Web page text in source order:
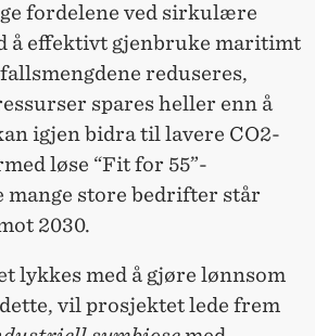
fordelene ved sirkulære
å effektivt gjenbruke maritimt
reduseres,
spares heller enn å
igjen bidra til lavere CO2-
løse “Fit for 55”-
store bedrifter står
2030.
lykkes med å gjøre lønnsom
vil prosjektet lede frem